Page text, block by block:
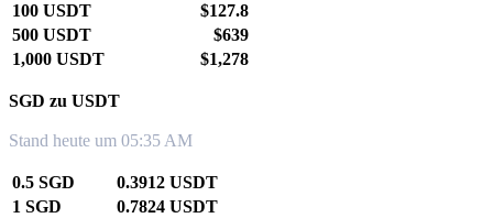
100 USDT
$127.8
500 USDT
$639
1,000 USDT
$1,278
SGD zu USDT
Stand heute um 05:35 AM
0.5 SGD
0.3912 USDT
1 SGD
0.7824 USDT